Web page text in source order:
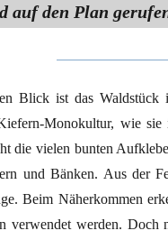
auf den Plan
Blick ist das Waldstück
Monokultur, wie sie
die vielen bunten
und Bänken. Aus der
Beim Näherkommen
verwendet werden.